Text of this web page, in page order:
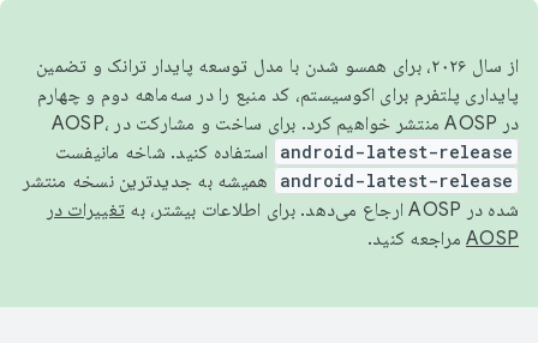
از سال ۲۰۲۶، برای همسو شدن با مدل توسعه پایدار ترانک و تضمین
پایداری پلتفرم برای اکوسیستم، کد منبع را در سه‌ماهه دوم و چهارم
در AOSP منتشر خواهیم کرد. برای ساخت و مشارکت در AOSP،
android-latest-release استفاده کنید. شاخه مانیفست
android-latest-release
همیشه به جدیدترین نسخه منتشر
شده در AOSP ارجاع می‌دهد. برای اطلاعات بیشتر، به
تغییرات در
AOSP مراجعه کنید.